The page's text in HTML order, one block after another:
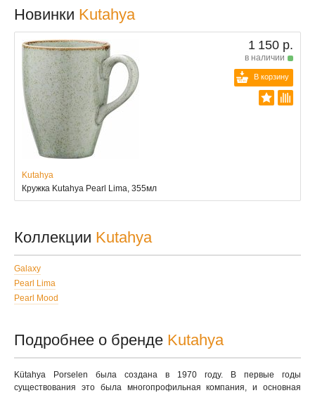
Новинки Kutahya
1 150 р.
в наличии
В корзину
Kutahya
Кружка Kutahya Pearl Lima, 355мл
Коллекции Kutahya
Galaxy
Pearl Lima
Pearl Mood
Подробнее о бренде Kutahya
Kütahya Porselen была создана в 1970 году. В первые годы
существования это была многопрофильная компания, и основная